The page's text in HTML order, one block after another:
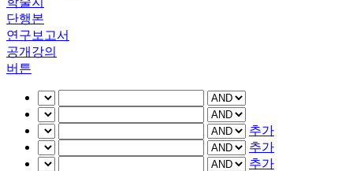
단행본
연구보고서
공개강의
버튼
추가
추가
추가